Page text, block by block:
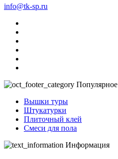
info@tk-sp.ru
Популярное
Вышки туры
Штукатурки
Плиточный клей
Смеси для пола
Информация